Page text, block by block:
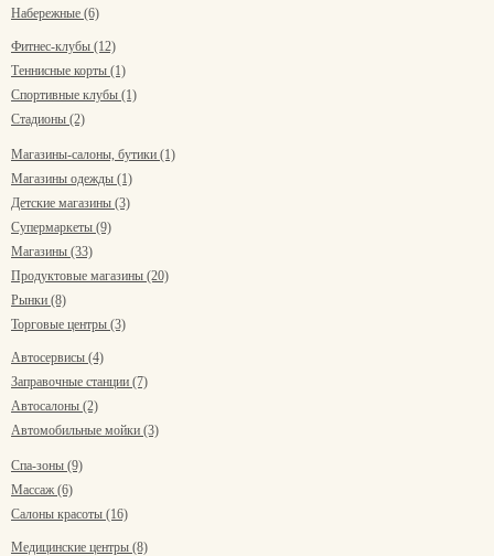
Набережные (6)
Фитнес-клубы (12)
Теннисные корты (1)
Спортивные клубы (1)
Стадионы (2)
Магазины-салоны, бутики (1)
Магазины одежды (1)
Детские магазины (3)
Супермаркеты (9)
Магазины (33)
Продуктовые магазины (20)
Рынки (8)
Торговые центры (3)
Автосервисы (4)
Заправочные станции (7)
Автосалоны (2)
Автомобильные мойки (3)
Спа-зоны (9)
Массаж (6)
Салоны красоты (16)
Медицинские центры (8)